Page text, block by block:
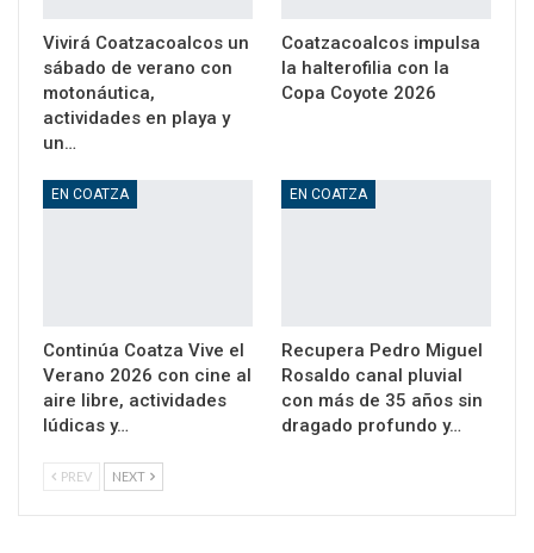
Vivirá Coatzacoalcos un
sábado de verano con
motonáutica,
actividades en playa y
un…
Coatzacoalcos impulsa
la halterofilia con la
Copa Coyote 2026
EN COATZA
Continúa Coatza Vive el
Verano 2026 con cine al
aire libre, actividades
lúdicas y…
EN COATZA
Recupera Pedro Miguel
Rosaldo canal pluvial
con más de 35 años sin
dragado profundo y…
PREV NEXT